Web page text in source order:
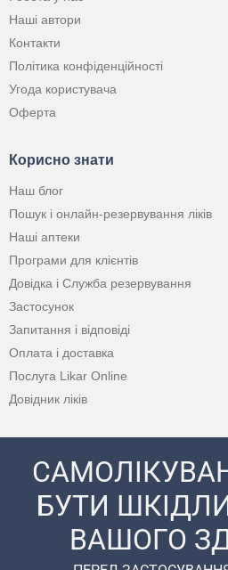
Наші автори
Контакти
Політика конфіденційності
Угода користувача
Оферта
Корисно знати
Наш блог
Пошук і онлайн-резервування ліків
Наші аптеки
Програми для клієнтів
Довідка і Служба резервування
Застосунок
Запитання і відповіді
Оплата і доставка
Послуга Likar Online
Довідник ліків
БУТИ
ВАШОГО